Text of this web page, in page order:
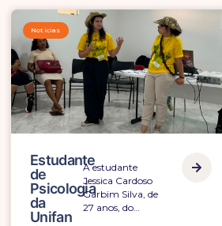
Noticias
Estudante
de
Psicologia
da
Unifan
A estudante
Jessica Cardoso
Garbim Silva, de
27 anos, do…